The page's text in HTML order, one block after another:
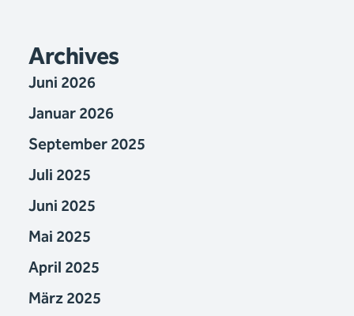
Archives
Juni 2026
Januar 2026
September 2025
Juli 2025
Juni 2025
Mai 2025
April 2025
März 2025